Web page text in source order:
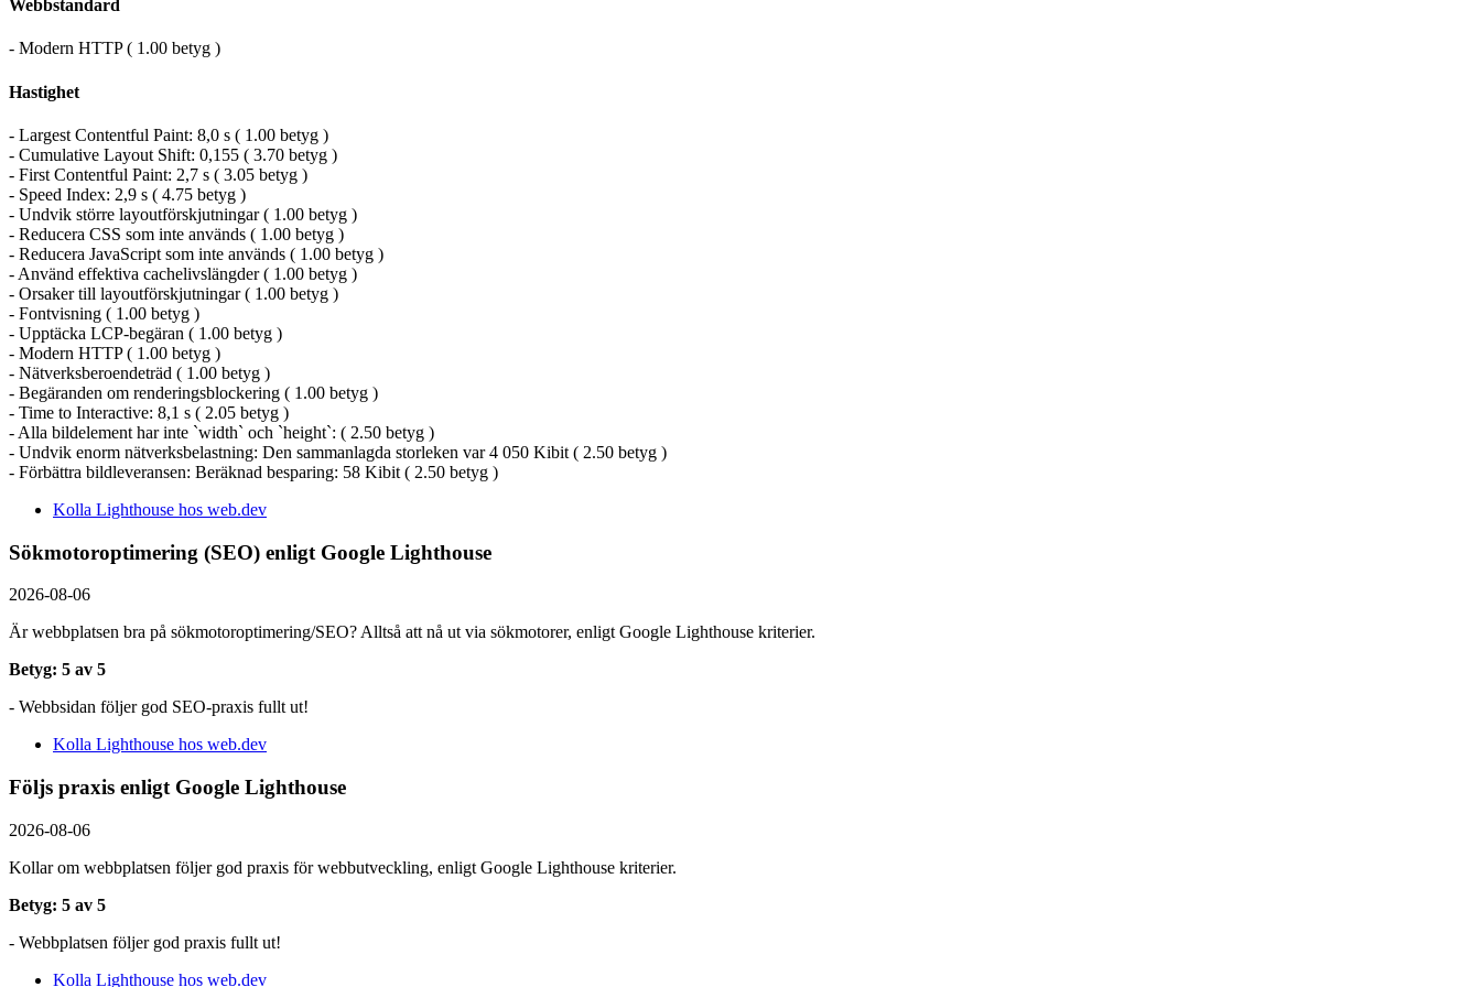
Webbstandard
- Modern HTTP ( 1.00 betyg )
Hastighet
- Largest Contentful Paint: 8,0 s ( 1.00 betyg )
- Cumulative Layout Shift: 0,155 ( 3.70 betyg )
- First Contentful Paint: 2,7 s ( 3.05 betyg )
- Speed Index: 2,9 s ( 4.75 betyg )
- Undvik större layoutförskjutningar ( 1.00 betyg )
- Reducera CSS som inte används ( 1.00 betyg )
- Reducera JavaScript som inte används ( 1.00 betyg )
- Använd effektiva cachelivslängder ( 1.00 betyg )
- Orsaker till layoutförskjutningar ( 1.00 betyg )
- Fontvisning ( 1.00 betyg )
- Upptäcka LCP-begäran ( 1.00 betyg )
- Modern HTTP ( 1.00 betyg )
- Nätverksberoendeträd ( 1.00 betyg )
- Begäranden om renderingsblockering ( 1.00 betyg )
- Time to Interactive: 8,1 s ( 2.05 betyg )
- Alla bildelement har inte `width` och `height`: ( 2.50 betyg )
- Undvik enorm nätverksbelastning: Den sammanlagda storleken var 4 050 Kibit ( 2.50 betyg )
- Förbättra bildleveransen: Beräknad besparing: 58 Kibit ( 2.50 betyg )
Kolla Lighthouse hos web.dev
Sökmotoroptimering (SEO) enligt Google Lighthouse
2026-08-06
Är webbplatsen bra på sökmotoroptimering/SEO? Alltså att nå ut via sökmotorer, enligt Google Lighthouse kriterier.
Betyg: 5 av 5
- Webbsidan följer god SEO-praxis fullt ut!
Kolla Lighthouse hos web.dev
Följs praxis enligt Google Lighthouse
2026-08-06
Kollar om webbplatsen följer god praxis för webbutveckling, enligt Google Lighthouse kriterier.
Betyg: 5 av 5
- Webbplatsen följer god praxis fullt ut!
Kolla Lighthouse hos web.dev